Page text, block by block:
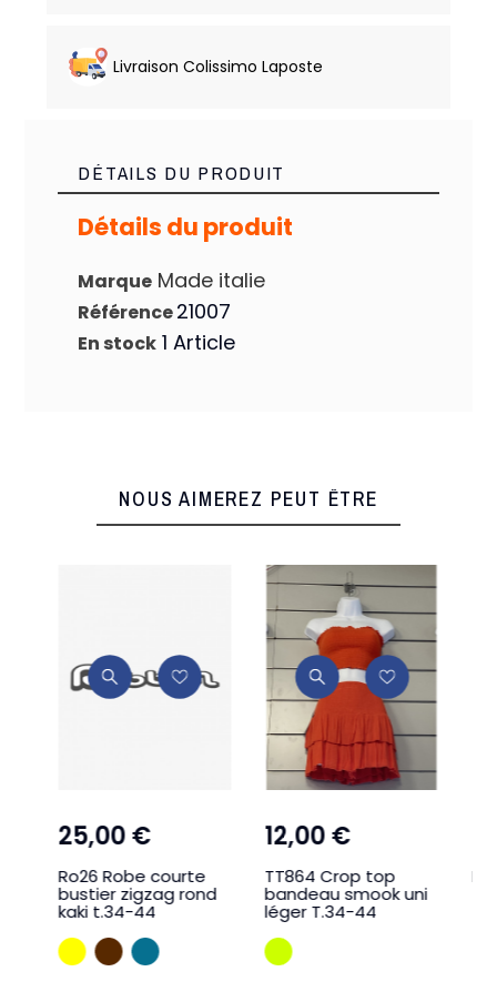
Livraison Colissimo Laposte
DÉTAILS DU PRODUIT
Détails du produit
Marque Made italie
Référence21007
En stock 1 Article
NOUS AIMEREZ PEUT ÊTRE
25,00 €
Ro26 Robe courte
bustier zigzag rond
kaki t.34-44
JAUNEMARRONBLEU CANAR
12,00 €
TT864 Crop top
bandeau smook uni
léger T.34-44
VERT POMME